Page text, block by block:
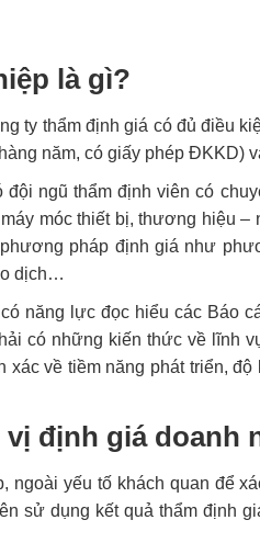
là gì?
ty thẩm định giá có đủ điều
năm, có giấy phép ĐKKD)
ngũ thẩm định viên có
móc thiết bị, thương hiệu –
pháp định giá như
dịch…
năng lực đọc hiểu các Báo
có những kiến thức về lĩnh
về tiềm năng phát triển,
định giá doanh
ngoài yếu tố khách quan để
sử dụng kết quả thẩm định